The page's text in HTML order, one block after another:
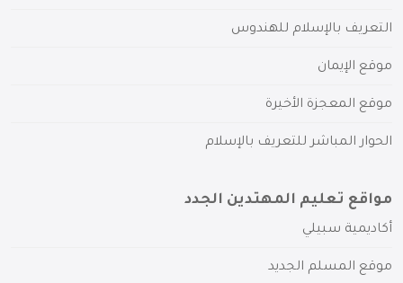
التعريف بالإسلام للهندوس
موقع الإيمان
موقع المعجزة الأخيرة
الحوار المباشر للتعريف بالإسلام
مواقع تعليم المهتدين الجدد
أكاديمية سبيلي
موقع المسلم الجديد